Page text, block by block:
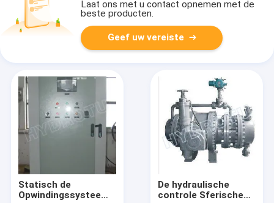
Laat ons met u contact opnemen met de
beste producten.
Geef uw vereiste
Statisch de
Opwindingssysteem
De hydraulische
controle Sferische